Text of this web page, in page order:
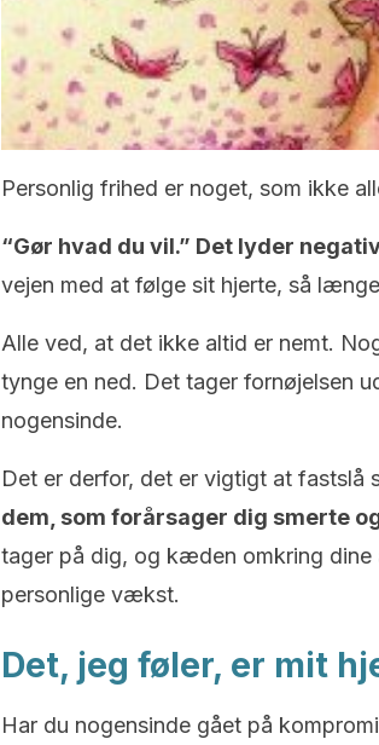
Personlig frihed er noget, som ikke
“Gør hvad du vil.” Det lyder
vejen med at følge sit hjerte, så
Alle ved, at det ikke altid er nemt.
tynge en ned. Det tager fornøjelsen
nogensinde.
Det er derfor, det er vigtigt at fastslå
dem, som forårsager dig smerte
tager på dig, og kæden omkring
personlige vækst.
Det, jeg føler, er mit
Har du nogensinde gået på